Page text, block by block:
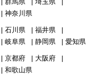
神奈川県
石川県
福井県
岐阜県 静岡県 愛知県
京都府
大阪府
和歌山県